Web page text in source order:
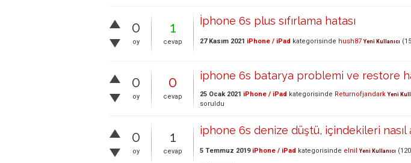
0
oy
1
cevap
İphone 6s plus sıfırlama hatası
27 Kasım 2021 iPhone / iPad kategorisinde hush87 Yeni Kullanıcı (
0
oy
0
cevap
iphone 6s batarya problemi ve restore
25 Ocak 2021 iPhone / iPad kategorisinde Returnofjandark Yeni
soruldu
0
oy
1
cevap
iphone 6s denize düştü, içindekileri nasıl
5 Temmuz 2019 iPhone / iPad kategorisinde elnil Yeni Kullanıcı (120